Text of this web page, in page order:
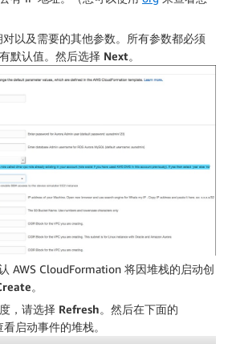
以及需要的其他参数。所有参数都必须
默认值。然后选择 Next。
AWS CloudFormation 将因堆栈的启动创
。
，请选择 Refresh。然后在下面的
启动事件的堆栈。